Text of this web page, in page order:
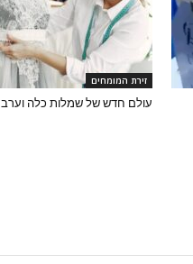
זירת המומחים
עולם חדש של שמלות כלה וערב